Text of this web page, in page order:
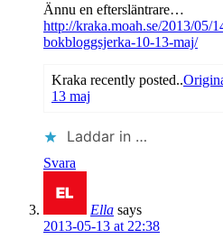
Ännu en eftersläntrare…
http://kraka.moah.se/2013/05/
bokbloggsjerka-10-13-maj/
Kraka recently posted..
13 maj
Laddar in …
Svara
Ella says
2013-05-13 at 22:38